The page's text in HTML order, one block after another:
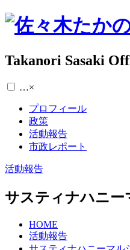
Takanori Sasaki
…×
プロフィール
政策
活動報告
市政レポート
活動報告
サスティナハニー
HOME
活動報告